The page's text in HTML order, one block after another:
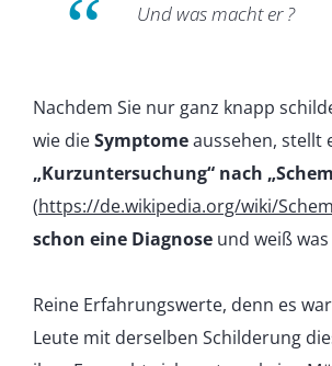
Und was macht er ?
Nachdem Sie nur ganz knapp
wie dieSymptomeaussehen, stellt
„Kurzuntersuchung“ nach
(https://de.wikipedia.org/wiki/
schon eine Diagnose und weiß
Reine Erfahrungswerte, denn es
Leute mit derselben Schilderung